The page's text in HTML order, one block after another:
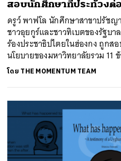
สอบนักศึกษาที่ประท้วงต่
ดรูว์ พาฟโล นักศึกษาสาขาปรัช
ชาวอุยกูร์และชาวทิเบตของรัฐบ
ร้องประชาธิปไตยในฮ่องกง ถูกส
นโยบายของมหาวิทยาลัยรวม 11
โดย THE MOMENTUM TEAM
SHARE TWEET